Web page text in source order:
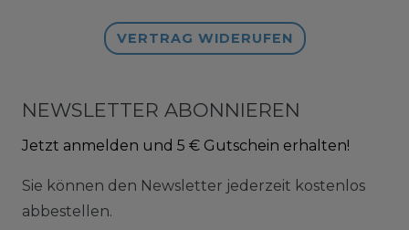
VERTRAG WIDERUFEN
NEWSLETTER ABONNIEREN
Jetzt anmelden und 5 € Gutschein erhalten!
Sie können den Newsletter jederzeit kostenlos
abbestellen.